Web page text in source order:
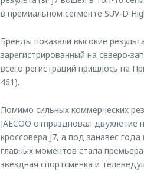
в премиальном сегменте SUV-D
Бренды показали высокие
зарегистрированный на северо-
всего регистраций пришлось на
461).
Помимо сильных коммерческих
JAECOO отпраздновал
кроссовера J7, а под занавес
главных моментов стала
звездная спортсменка и